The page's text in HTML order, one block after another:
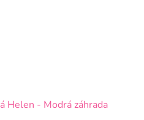
Helen - Modrá záhrada